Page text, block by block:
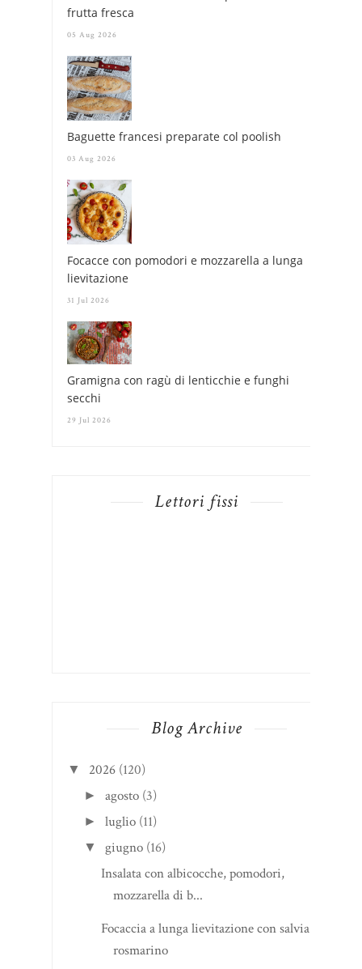
frutta fresca
05 Aug 2026
Baguette francesi preparate col poolish
03 Aug 2026
Focacce con pomodori e mozzarella a lunga
lievitazione
31 Jul 2026
Gramigna con ragù di lenticchie e funghi
secchi
29 Jul 2026
Lettori fissi
Blog Archive
▼ 2026 (120)
►agosto (3)
►luglio (11)
▼ giugno (16)
Insalata con albicocche, pomodori,
mozzarella di b...
Focaccia a lunga lievitazione con salvia e
rosmarino